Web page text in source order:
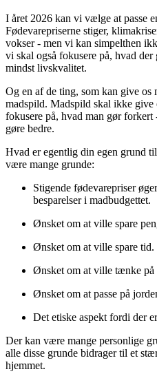
I året 2026 kan vi vælge at passe
Fødevarepriserne stiger,
vokser - men vi kan simpelthen
vi skal også fokusere på, hvad
mindst livskvalitet.
Og en af de ting, som kan give os
madspild. Madspild skal ikke
fokusere på, hvad man gør
gøre bedre.
Hvad er egentlig din egen grund
være mange grunde:
Stigende fødevarepriser
besparelser i madbudgettet.
Ønsket om at ville spare
Ønsket om at ville spare tid.
Ønsket om at ville tænke på
Ønsket om at passe på
Det etiske aspekt fordi der
Der kan være mange personlige
alle disse grunde bidrager til et
hjemmet.